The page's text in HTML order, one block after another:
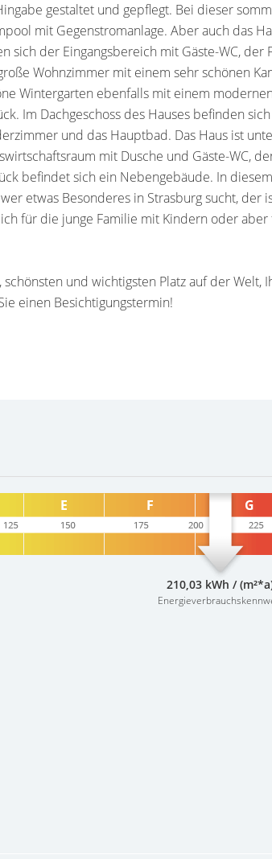
gestaltet und gepflegt. Bei dieser
mit Gegenstromanlage. Aber auch das
sich der Eingangsbereich mit Gäste-WC, der
Wohnzimmer mit einem sehr schönen
Wintergarten ebenfalls mit einem
Im Dachgeschoss des Hauses befinden
und das Hauptbad. Das Haus ist
mit Dusche und Gäste-WC,
befindet sich ein Nebengebäude. In
etwas Besonderes in Strasburg sucht, der
für die junge Familie mit Kindern oder aber
und wichtigsten Platz auf der Welt,
einen Besichtigungstermin!
210,03 kWh /